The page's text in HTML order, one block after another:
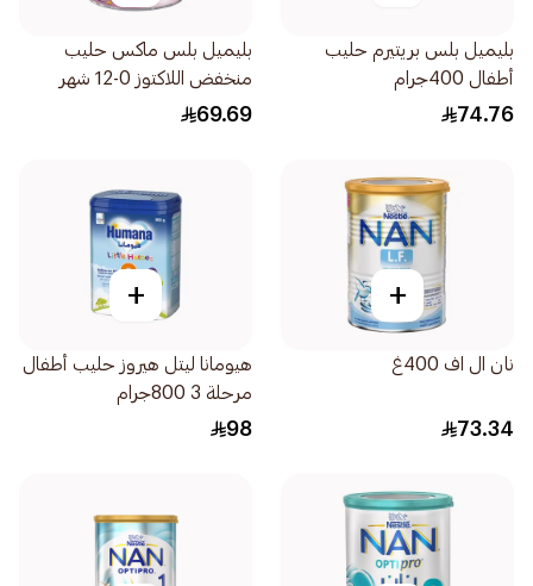
بليميل بلس بريتيرم حليب
أطفال 400جرام
74.76
بليميل بلس ماكس حليب
منخفض اللاكتوز 0-12 شهر
400جرام
69.69
+
نان ال اف 400غ
73.34
+
هيومانا ليتل هيروز حليب أطفال
مرحلة 3 800جرام
98